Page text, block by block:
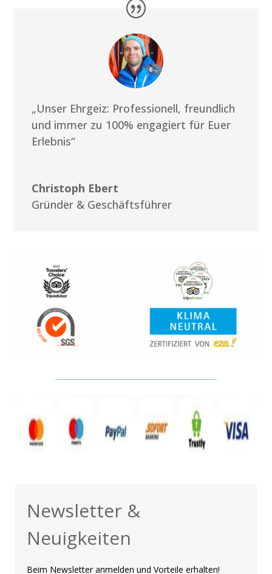
„Unser Ehrgeiz: Professionell, freundlich
und immer zu 100% engagiert für Euer
Erlebnis“
Christoph Ebert
Gründer & Geschäftsführer
Newsletter &
Neuigkeiten
Beim Newsletter anmelden und Vorteile erhalten!